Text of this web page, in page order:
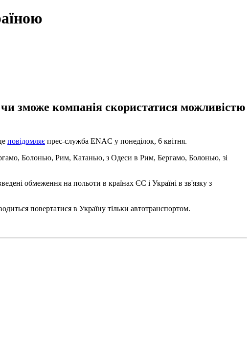
зможе компанія скористатися можливістю
повідомляє прес-служба ENAC у понеділок, 6 квітня.
Болонью, Рим, Катанью, з Одеси в Рим, Бергамо, Болонью, зі
обмеження на польоти в країнах ЄС і Україні в зв'язку з
повертатися в Україну тільки автотранспортом.